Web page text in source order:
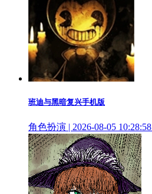
班迪与黑暗复兴手机版
角色扮演 | 2026-08-05 10:28:58